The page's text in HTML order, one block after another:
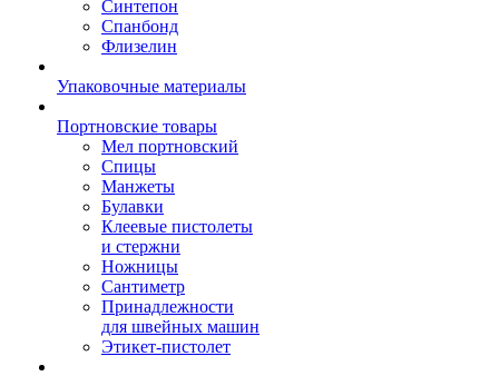
Синтепон
Спанбонд
Флизелин
Упаковочные материалы
Портновские товары
Мел портновский
Спицы
Манжеты
Булавки
Клеевые пистолеты
и стержни
Ножницы
Сантиметр
Принадлежности
для швейных машин
Этикет-пистолет